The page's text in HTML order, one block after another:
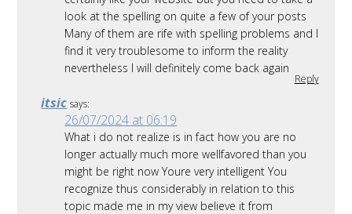
look at the spelling on quite a few of your posts
Many of them are rife with spelling problems and I
find it very troublesome to inform the reality
nevertheless I will definitely come back again
Reply
itsic says:
26/07/2024 at 06:19
What i do not realize is in fact how you are no
longer actually much more wellfavored than you
might be right now Youre very intelligent You
recognize thus considerably in relation to this
topic made me in my view believe it from